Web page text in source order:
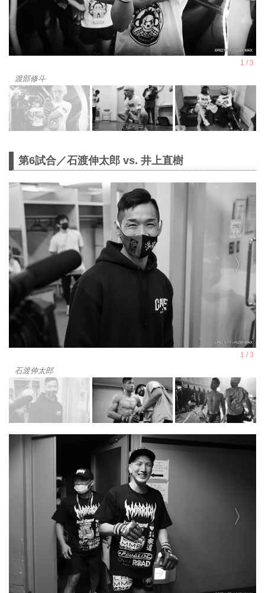
渡部修斗
第6試合／石渡伸太郎 vs. 井上直樹
石渡伸太郎